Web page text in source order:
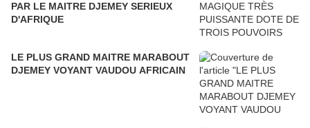
PAR LE MAITRE DJEMEY SERIEUX
D'AFRIQUE
LE PLUS GRAND MAITRE MARABOUT
DJEMEY VOYANT VAUDOU AFRICAIN